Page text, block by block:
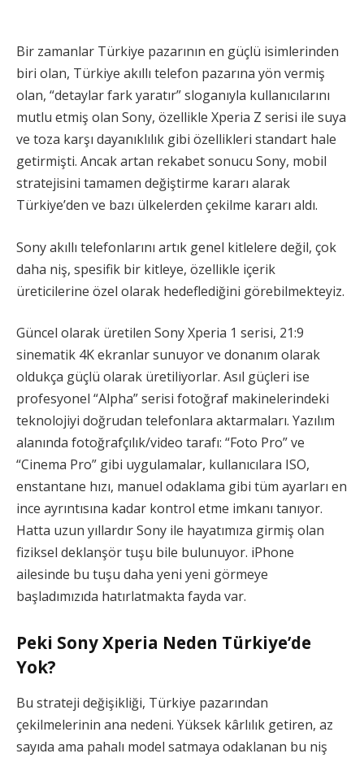
Bir zamanlar Türkiye pazarının en güçlü isimlerinden
biri olan, Türkiye akıllı telefon pazarına yön vermiş
olan, “detaylar fark yaratır” sloganıyla kullanıcılarını
mutlu etmiş olan Sony, özellikle Xperia Z serisi ile suya
ve toza karşı dayanıklılık gibi özellikleri standart hale
getirmişti. Ancak artan rekabet sonucu Sony, mobil
stratejisini tamamen değiştirme kararı alarak
Türkiye’den ve bazı ülkelerden çekilme kararı aldı.
Sony akıllı telefonlarını artık genel kitlelere değil, çok
daha niş, spesifik bir kitleye, özellikle içerik
üreticilerine özel olarak hedeflediğini görebilmekteyiz.
Güncel olarak üretilen Sony Xperia 1 serisi, 21:9
sinematik 4K ekranlar sunuyor ve donanım olarak
oldukça güçlü olarak üretiliyorlar. Asıl güçleri ise
profesyonel “Alpha” serisi fotoğraf makinelerindeki
teknolojiyi doğrudan telefonlara aktarmaları. Yazılım
alanında fotoğrafçılık/video tarafı: “Foto Pro” ve
“Cinema Pro” gibi uygulamalar, kullanıcılara ISO,
enstantane hızı, manuel odaklama gibi tüm ayarları en
ince ayrıntısına kadar kontrol etme imkanı tanıyor.
Hatta uzun yıllardır Sony ile hayatımıza girmiş olan
fiziksel deklanşör tuşu bile bulunuyor. iPhone
ailesinde bu tuşu daha yeni yeni görmeye
başladımızıda hatırlatmakta fayda var.
Peki Sony Xperia Neden Türkiye’de
Yok?
Bu strateji değişikliği, Türkiye pazarından
çekilmelerinin ana nedeni. Yüksek kârlılık getiren, az
sayıda ama pahalı model satmaya odaklanan bu niş